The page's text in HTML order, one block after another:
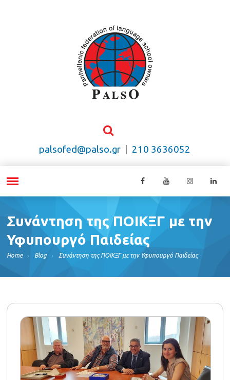
palsofed@palso.gr 210 3636052
Συνάντηση της ΠΟΙΚΞΓ με την
Υφυπουργό Παιδείας
Home Blog Συνάντηση της ΠΟΙΚΞΓ με την Υφυπουργό Παιδείας